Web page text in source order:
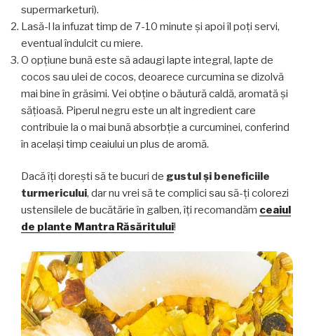
supermarketuri).
Lasă-l la infuzat timp de 7-10 minute și apoi îl poți servi,
eventual îndulcit cu miere.
O opțiune bună este să adaugi lapte integral, lapte de
cocos sau ulei de cocos, deoarece curcumina se dizolvă
mai bine în grăsimi. Vei obține o băutură caldă, aromată și
sățioasă. Piperul negru este un alt ingredient care
contribuie la o mai bună absorbție a curcuminei, conferind
în același timp ceaiului un plus de aromă.
Dacă îți dorești să te bucuri de gustul și beneficiile
turmericului, dar nu vrei să te complici sau să-ți colorezi
ustensilele de bucătărie în galben, îți recomandăm ceaiul
de plante Mantra Răsăritului!